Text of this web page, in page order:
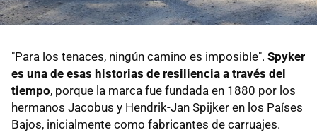
"Para los tenaces, ningún camino es imposible". Spyker
es una de esas historias de resiliencia a través del
tiempo, porque la marca fue fundada en 1880 por los
hermanos Jacobus y Hendrik-Jan Spijker en los Países
Bajos, inicialmente como fabricantes de carruajes.